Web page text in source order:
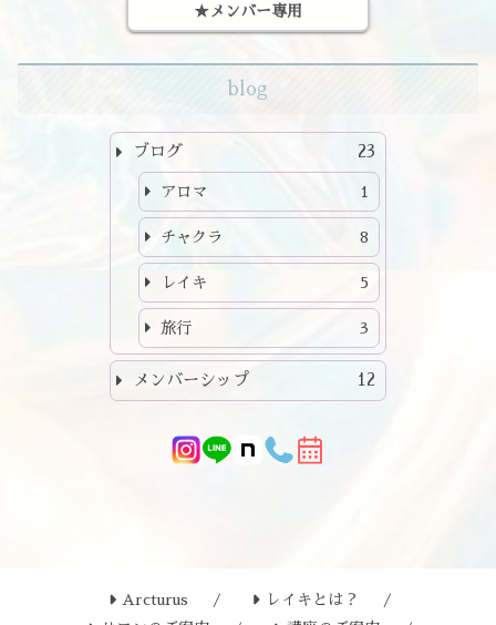
★メンバー専用
blog
ブログ 23
アロマ 1
チャクラ 8
レイキ 5
旅行 3
メンバーシップ 12
Arcturus
レイキとは？